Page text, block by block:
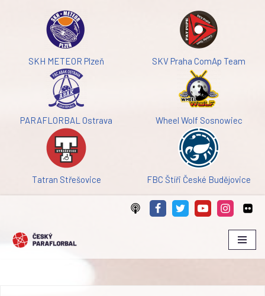
SKH METEOR Plzeň SKV Praha ComAp Team
PARAFLORBAL Ostrava Wheel Wolf Sosnowiec
Tatran Střešovice FBC Štíři České Budějovice
obsah